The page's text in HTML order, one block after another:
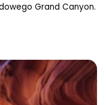
Grand Canyon.